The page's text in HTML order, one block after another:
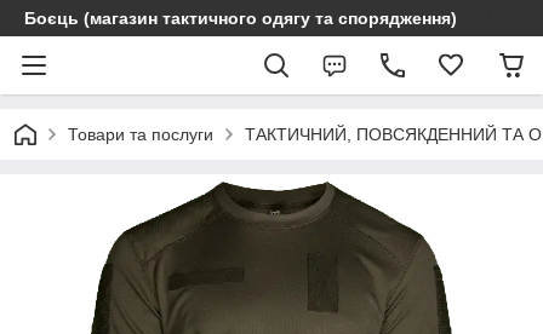
Боєць (магазин тактичного одягу та спорядження)
Товари та послуги ТАКТИЧНИЙ, ПОВСЯКДЕННИЙ ТА